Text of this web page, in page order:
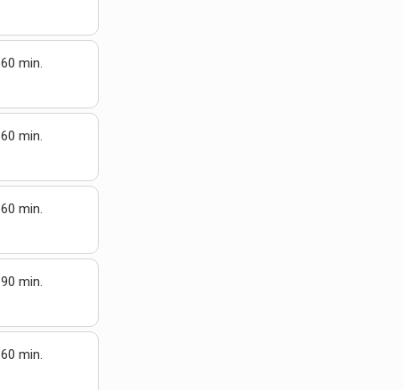
60 min.
60 min.
60 min.
90 min.
60 min.